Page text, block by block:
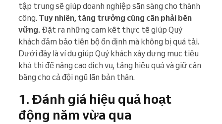
tập trung sẽ giúp doanh nghiệp sẵn sàng cho thành
công. Tuy nhiên, tăng trưởng cũng cần phải bền
vững. Đặt ra những cam kết thực tế giúp Quý
khách đảm bảo tiến bộ ổn định mà không bị quá tải.
Dưới đây là ví dụ giúp Quý khách xây dựng mục tiêu
khả thi để nâng cao dịch vụ, tăng hiệu quả và giữ cân
bằng cho cả đội ngũ lẫn bản thân.
1. Đánh giá hiệu quả hoạt
động năm vừa qua